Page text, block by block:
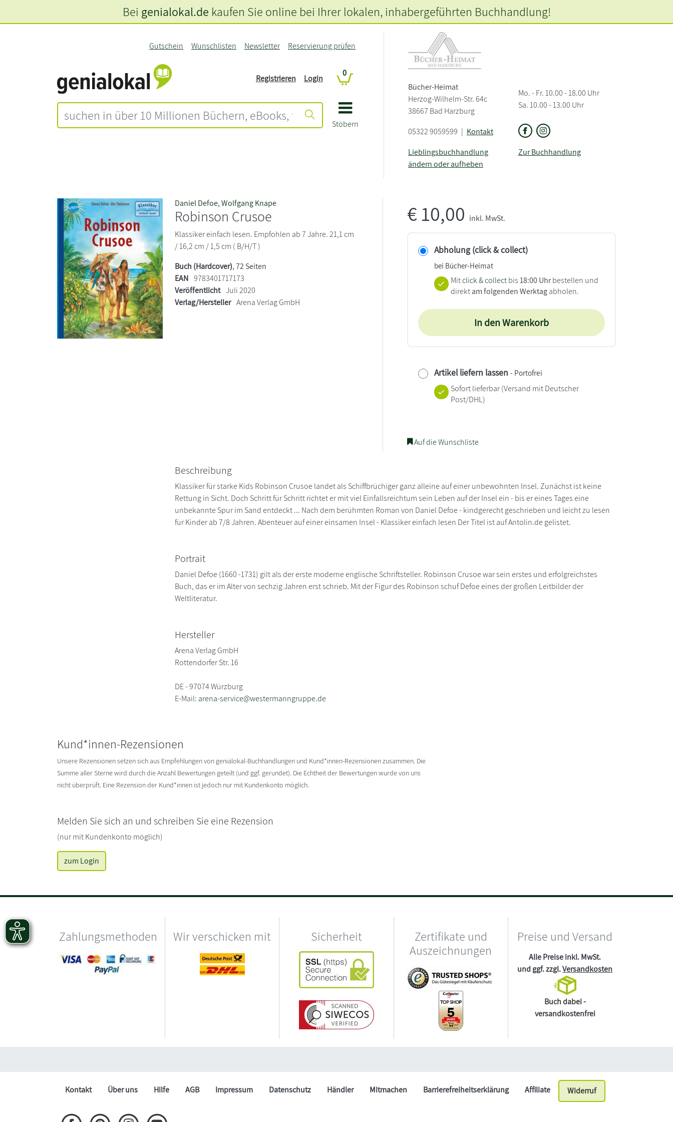
Stöbern
Gutschein Wunschlisten Newsletter Reservierung prüfen
Registrieren Login
0
Bücher-Heimat
Herzog-Wilhelm-Str. 64c
38667 Bad Harzburg
Mo. - Fr. 10.00 - 18.00 Uhr
Sa. 10.00 - 13.00 Uhr
05322 9059599 | Kontakt
Lieblingsbuchhandlung
ändern oder aufheben
Zur Buchhandlung
Bei genialokal.de kaufen Sie online bei Ihrer lokalen, inhabergeführten Buchhandlung!
Daniel Defoe,Wolfgang Knape
Robinson Crusoe
Klassiker einfach lesen. Empfohlen ab 7 Jahre. 21,1 cm
/ 16,2 cm / 1,5 cm ( B/H/T )
Buch (Hardcover), 72 Seiten
EAN 9783401717173
Veröffentlicht Juli 2020
Verlag/Hersteller Arena Verlag GmbH
€10,00 inkl. MwSt.
Abholung (click & collect)
bei Bücher-Heimat
Mitclick & collect bis18:00 Uhrbestellen und
direktam folgenden Werktagabholen.
In den Warenkorb
Artikel liefern lassen - Portofrei
Sofort lieferbar(Versand mit Deutscher
Post/DHL)
Auf die Wunschliste
Beschreibung
Klassiker für starke Kids Robinson Crusoe landet als Schiffbrüchiger ganz alleine auf einer unbewohnten Insel. Zunächst ist keine
Rettung in Sicht. Doch Schritt für Schritt richtet er mit viel Einfallsreichtum sein Leben auf der Insel ein - bis er eines Tages eine
unbekannte Spur im Sand entdeckt ... Nach dem berühmten Roman von Daniel Defoe - kindgerecht geschrieben und leicht zu lesen
für Kinder ab 7/8 Jahren. Abenteuer auf einer einsamen Insel - Klassiker einfach lesen Der Titel ist auf Antolin.de gelistet.
Portrait
Daniel Defoe (1660 -1731) gilt als der erste moderne englische Schriftsteller. Robinson Crusoe war sein erstes und erfolgreichstes
Buch, das er im Alter von sechzig Jahren erst schrieb. Mit der Figur des Robinson schuf Defoe eines der großen Leitbilder der
Weltliteratur.
Hersteller
Arena Verlag GmbH
Rottendorfer Str. 16
DE - 97074 Würzburg
E-Mail: arena-service@westermanngruppe.de
Kund*innen-Rezensionen
Unsere Rezensionen setzen sich aus Empfehlungen von genialokal-Buchhandlungen und Kund*innen-Rezensionen zusammen. Die
Summe aller Sterne wird durch die Anzahl Bewertungen geteilt (und ggf. gerundet). Die Echtheit der Bewertungen wurde von uns
nicht überprüft. Eine Rezension der Kund*innen ist jedoch nur mit Kundenkonto möglich.
Melden Sie sich an und schreiben Sie eine Rezension
(nur mit Kundenkonto möglich)
zum Login
Zahlungsmethoden Wir verschicken mit Sicherheit
Zertifikate und
Auszeichnungen
Preise und Versand
Alle Preise inkl. MwSt.
und ggf. zzgl.Versandkosten
Buch dabei -
versandkostenfrei
Kontakt Über uns Hilfe AGB Impressum Datenschutz Händler Mitmachen Barrierefreiheitserklärung Affiliate Widerruf